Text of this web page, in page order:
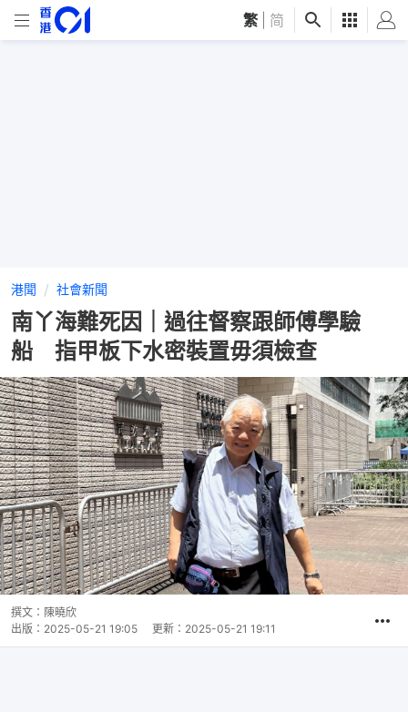
繁 简
港聞 社會新聞
南丫海難死因｜過往督察跟師傅學驗
船 指甲板下水密裝置毋須檢查
撰文： 陳曉欣
出版： 2025-05-21 19:05 更新： 2025-05-21 19:11